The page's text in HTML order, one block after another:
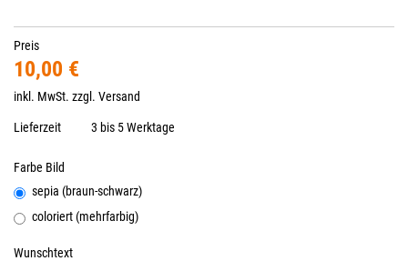
Preis
10,00 €
inkl. MwSt. zzgl. Versand
Lieferzeit 3 bis 5 Werktage
Farbe Bild
sepia (braun-schwarz)
coloriert (mehrfarbig)
Wunschtext